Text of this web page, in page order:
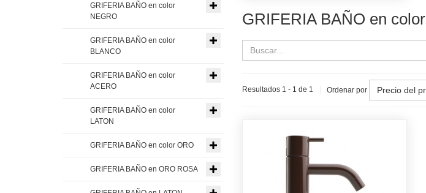
GRIFERIA BAÑO en
Resultados 1 - 1 de 1 Ordenar por Precio del
GRIFERIA BAÑO en color
NEGRO
GRIFERIA BAÑO en color
BLANCO
GRIFERIA BAÑO en color
ACERO
GRIFERIA BAÑO en color
LATON
GRIFERIA BAÑO en color ORO
GRIFERIA BAÑO en ORO ROSA